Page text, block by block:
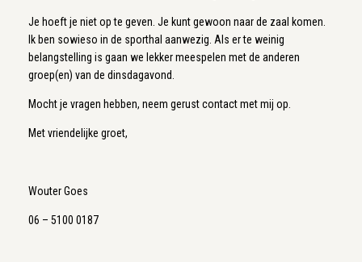
Je hoeft je niet op te geven. Je kunt gewoon naar de zaal komen.
Ik ben sowieso in de sporthal aanwezig. Als er te weinig
belangstelling is gaan we lekker meespelen met de anderen
groep(en) van de dinsdagavond.
Mocht je vragen hebben, neem gerust contact met mij op.
Met vriendelijke groet,
Wouter Goes
06 – 5100 0187